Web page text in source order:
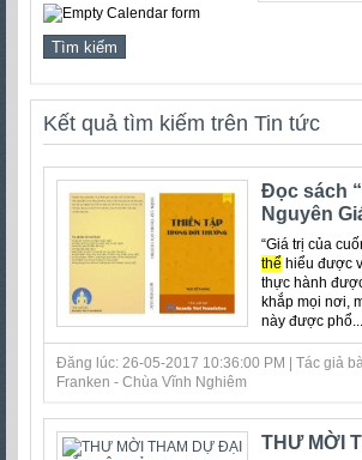
Kết quả tìm kiếm trên Tin tức
Đọc sách
Nguyên
“Giá trị của
thể hiểu được
thực hành
khắp mọi nơi,
này được
Đăng lúc: 26-05-2017 10:36:00 PM | Tác giả
Franken - Chùa Vĩnh Nghiêm
THƯ MỜI